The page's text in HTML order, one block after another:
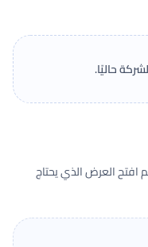
حاليًا.
افتح العرض الذي يحتاج